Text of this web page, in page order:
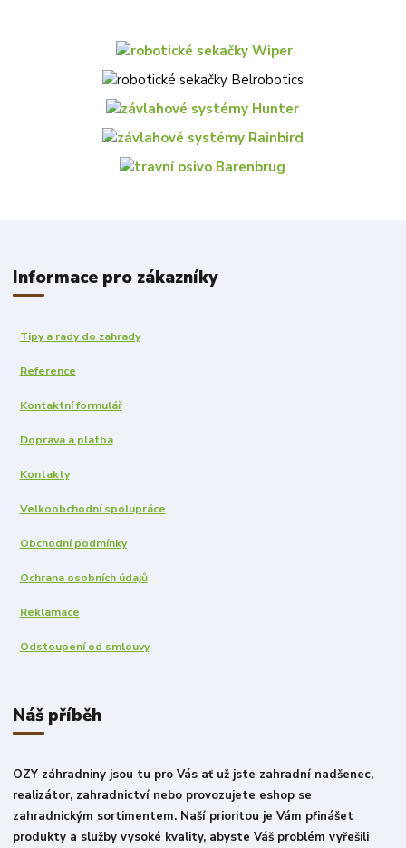
Informace pro zákazníky
Tipy a rady do zahrady
Reference
Kontaktní formulář
Doprava a platba
Kontakty
Velkoobchodní spolupráce
Obchodní podmínky
Ochrana osobních údajů
Reklamace
Odstoupení od smlouvy
Náš příběh
OZY záhradniny jsou tu pro Vás ať už jste zahradní nadšenec,
realizátor, zahradnictví nebo provozujete eshop se
zahradnickým sortimentem. Naší prioritou je Vám přinášet
produkty a služby vysoké kvality, abyste Váš problém vyřešili